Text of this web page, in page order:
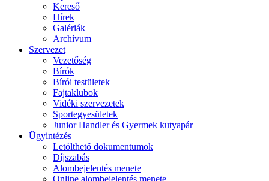
Kereső
Hírek
Galériák
Archívum
Szervezet
Vezetőség
Bírók
Bírói testületek
Fajtaklubok
Vidéki szervezetek
Sportegyesületek
Junior Handler és Gyermek kutyapár
Ügyintézés
Letölthető dokumentumok
Díjszabás
Alombejelentés menete
Online alombejelentés menete